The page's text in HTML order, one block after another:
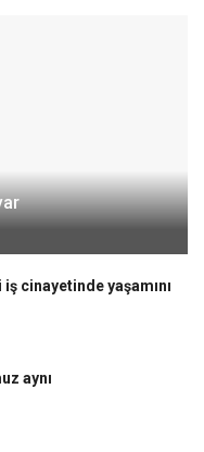
cinayetinde yaşamını
aynı